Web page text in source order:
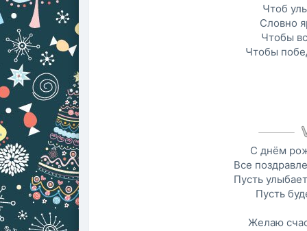
Чтоб
Словно
Чтобы
Чтобы
С днём
Все
Пусть
Пусть
Желаю